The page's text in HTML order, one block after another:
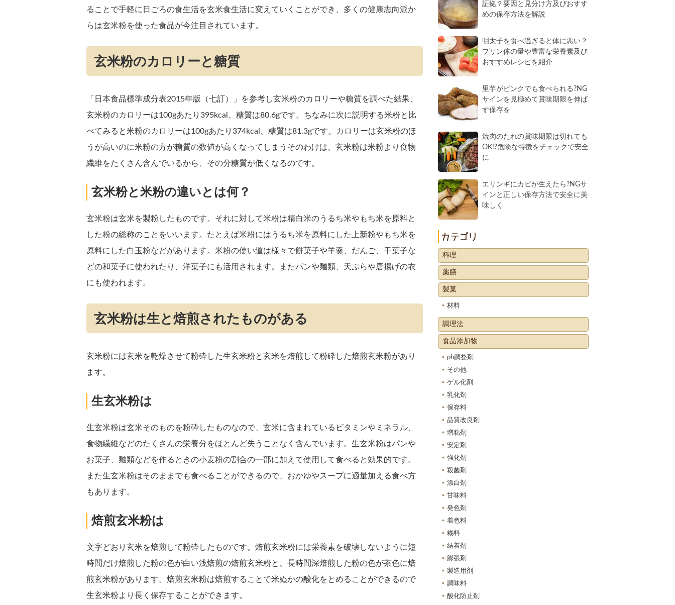
ることで手軽に日ごろの食生活を玄米食生活に変えていくことができ、多くの健康志向派か
らは玄米粉を使った食品が今注目されています。
玄米粉のカロリーと糖質
「日本食品標準成分表2015年版（七訂）」を参考し玄米粉のカロリーや糖質を調べた結果、
玄米粉のカロリーは100gあたり395kcal、糖質は80.6gです。ちなみに次に説明する米粉と比
べてみると米粉のカロリーは100gあたり374kcal、糖質は81.3gです。カロリーは玄米粉のほ
うが高いのに米粉の方が糖質の数値が高くなってしまうそのわけは、玄米粉は米粉より食物
繊維をたくさん含んでいるから、その分糖質が低くなるのです。
玄米粉と米粉の違いとは何？
玄米粉は玄米を製粉したものです。それに対して米粉は精白米のうるち米やもち米を原料と
した粉の総称のことをいいます。たとえば米粉にはうるち米を原料にした上新粉やもち米を
原料にした白玉粉などがあります。米粉の使い道は様々で餅菓子や羊羹、だんご、干菓子な
どの和菓子に使われたり、洋菓子にも活用されます。またパンや麺類、天ぷらや唐揚げの衣
にも使われます。
玄米粉は生と焙煎されたものがある
玄米粉には玄米を乾燥させて粉砕した生玄米粉と玄米を焙煎して粉砕した焙煎玄米粉があり
ます。
生玄米粉は
生玄米粉は玄米そのものを粉砕したものなので、玄米に含まれているビタミンやミネラル、
食物繊維などのたくさんの栄養分をほとんど失うことなく含んでいます。生玄米粉はパンや
お菓子、麺類などを作るときの小麦粉の割合の一部に加えて使用して食べると効果的です。
また生玄米粉はそのままでも食べることができるので、おかゆやスープに適量加える食べ方
もあります。
焙煎玄米粉は
文字どおり玄米を焙煎して粉砕したものです。焙煎玄米粉には栄養素を破壊しないように短
時間だけ焙煎した粉の色が白い浅焙煎の焙煎玄米粉と、長時間深焙煎した粉の色が茶色に焙
煎玄米粉があります。焙煎玄米粉は焙煎することで米ぬかの酸化をとめることができるので
生玄米粉より長く保存することができます。
証拠？要因と見分け方及びおすす
めの保存方法を解説
明太子を食べ過ぎると体に悪い？
プリン体の量や豊富な栄養素及び
おすすめレシピを紹介
里芋がピンクでも食べられる?NG
サインを見極めて賞味期限を伸ば
す保存を
焼肉のたれの賞味期限は切れても
OK!?危険な特徴をチェックで安全
に
エリンギにカビが生えたら?NGサ
インと正しい保存方法で安全に美
味しく
料理
薬膳
製菓
材料
調理法
食品添加物
ph調整剤
その他
ゲル化剤
乳化剤
保存料
品質改良剤
増粘剤
安定剤
強化剤
殺菌剤
漂白剤
甘味料
発色剤
着色料
糊料
結着剤
膨張剤
製造用剤
調味料
酸化防止剤